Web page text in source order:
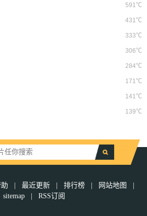
591℃
431℃
333℃
306℃
284℃
171℃
141℃
139℃
助 最近更新 排行榜 网站地图
sitemap
RSS订阅